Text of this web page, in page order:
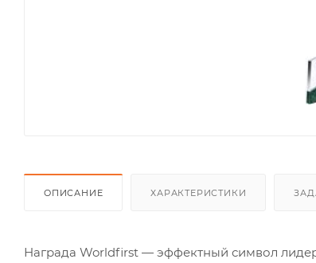
ОПИСАНИЕ ХАРАКТЕРИСТИКИ
Награда Worldfirst — эффектный символ